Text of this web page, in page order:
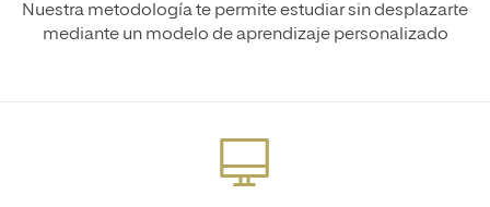
Nuestra metodología te permite estudiar sin desplazarte
mediante un modelo de aprendizaje personalizado